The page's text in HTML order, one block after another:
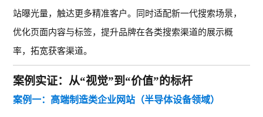
站曝光量，触达更多精准客户。同时适配新一代搜索场景，
优化页面内容与标签，提升品牌在各类搜索渠道的展示概
率，拓宽获客渠道。
案例实证：从“视觉”到“价值”的标杆
案例一：高端制造类企业网站（半导体设备领域）